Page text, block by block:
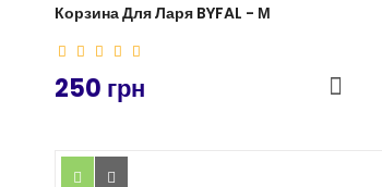
Корзина Для Ларя BYFAL - М
250 грн